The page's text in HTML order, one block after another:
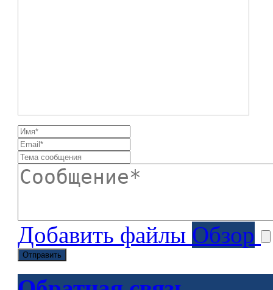
Добавить файлы Обзор
Отправить